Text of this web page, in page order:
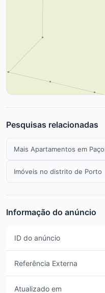
Pesquisas relacionadas
Mais Apartamentos em
Imóveis no distrito de Porto
Informação do anúncio
ID do anúncio
Referência Externa
Atualizado em